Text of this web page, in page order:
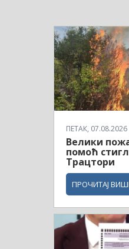
ПЕТАК,
Велики
помоћ
Трацтори
ПРОЧИТАЈ